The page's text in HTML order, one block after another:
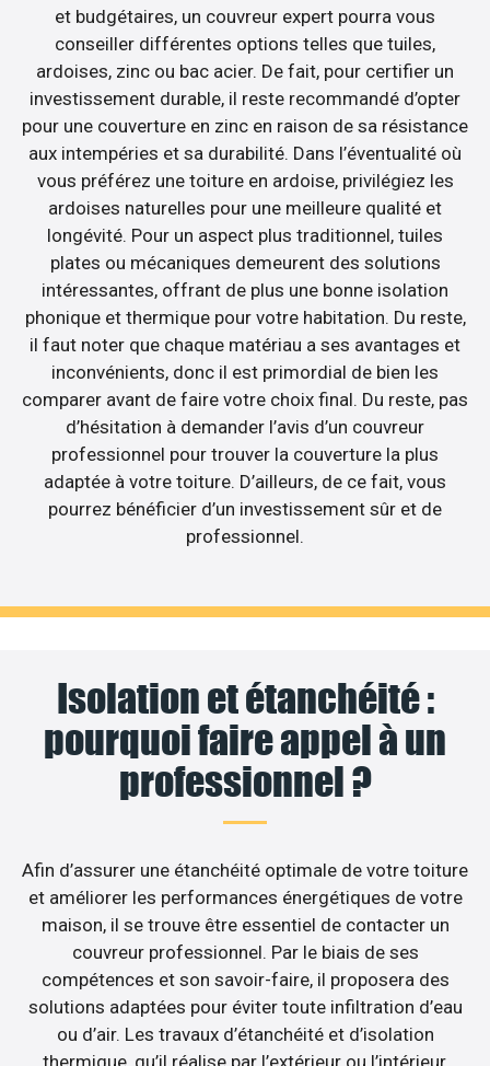
et budgétaires, un couvreur expert pourra vous
conseiller différentes options telles que tuiles,
ardoises, zinc ou bac acier. De fait, pour certifier un
investissement durable, il reste recommandé d’opter
pour une couverture en zinc en raison de sa résistance
aux intempéries et sa durabilité. Dans l’éventualité où
vous préférez une toiture en ardoise, privilégiez les
ardoises naturelles pour une meilleure qualité et
longévité. Pour un aspect plus traditionnel, tuiles
plates ou mécaniques demeurent des solutions
intéressantes, offrant de plus une bonne isolation
phonique et thermique pour votre habitation. Du reste,
il faut noter que chaque matériau a ses avantages et
inconvénients, donc il est primordial de bien les
comparer avant de faire votre choix final. Du reste, pas
d’hésitation à demander l’avis d’un couvreur
professionnel pour trouver la couverture la plus
adaptée à votre toiture. D’ailleurs, de ce fait, vous
pourrez bénéficier d’un investissement sûr et de
professionnel.
Isolation et étanchéité :
pourquoi faire appel à un
professionnel ?
Afin d’assurer une étanchéité optimale de votre toiture
et améliorer les performances énergétiques de votre
maison, il se trouve être essentiel de contacter un
couvreur professionnel. Par le biais de ses
compétences et son savoir-faire, il proposera des
solutions adaptées pour éviter toute infiltration d’eau
ou d’air. Les travaux d’étanchéité et d’isolation
thermique, qu’il réalise par l’extérieur ou l’intérieur,